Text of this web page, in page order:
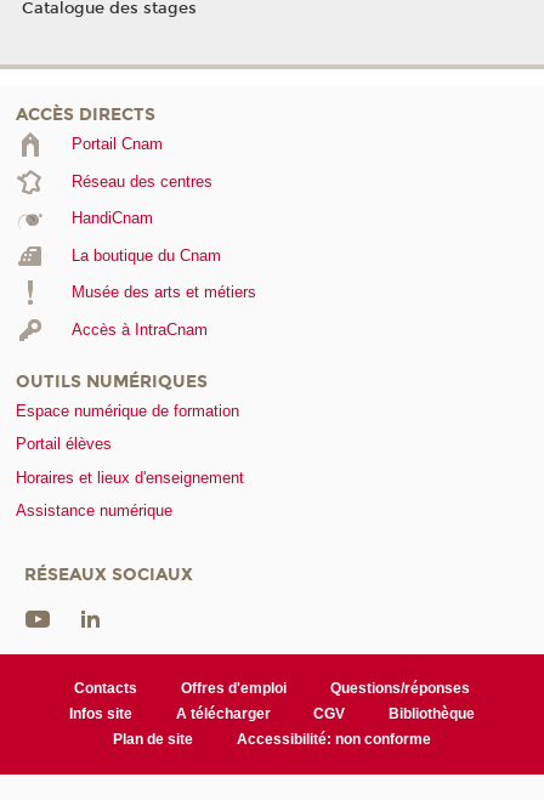
Catalogue des stages
ACCÈS DIRECTS
Portail Cnam
Réseau des centres
HandiCnam
La boutique du Cnam
Musée des arts et métiers
Accès à IntraCnam
OUTILS NUMÉRIQUES
Espace numérique de formation
Portail élèves
Horaires et lieux d'enseignement
Assistance numérique
RÉSEAUX SOCIAUX
Contacts Offres d'emploi
Questions/réponses
Infos site
A télécharger CGV
Bibliothèque
Plan de site
Accessibilité: non conforme